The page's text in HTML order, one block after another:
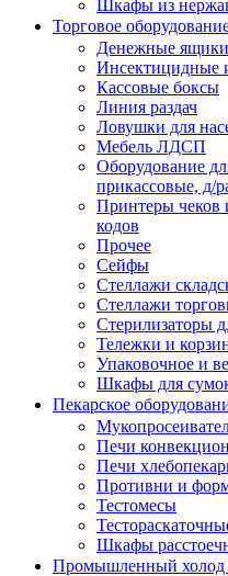
Шкафы из
Торговое
Денежные ящики
Инсектицидные
Кассовые боксы
Линия раздач
Ловушки для
Мебель ЛДСП
Оборудование
прикассовые, д/
Принтеры чеков
кодов
Прочее
Сейфы
Стеллажи
Стеллажи
Стерилизаторы
Тележки и
Упаковочное и
Шкафы для
Пекарское
Печи
Печи
Противни и
Тестомесы
Шкафы
Промышленный холод